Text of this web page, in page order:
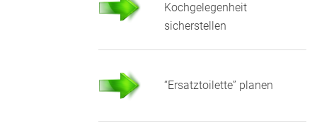
Kochgelegenheit
sicherstellen
“Ersatztoilette” planen